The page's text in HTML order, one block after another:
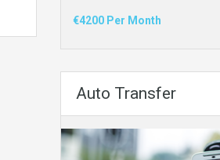
€4200 Per Month
Auto Transfer